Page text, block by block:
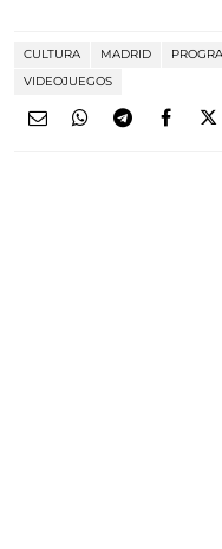
CULTURA MADRID
VIDEOJUEGOS